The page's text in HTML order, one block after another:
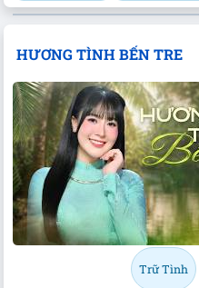
HƯƠNG TÌNH BẾN TRE
Trữ Tình